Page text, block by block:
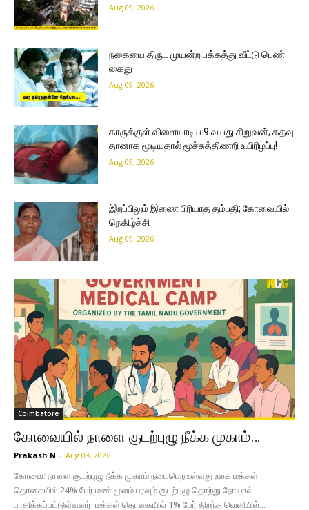
Aug 09, 2026
நகையை திருட முயன்ற பக்கத்து வீட்டு பெண்
கைது
Aug 09, 2026
காருக்குள் விளையாடிய 9 வயது சிறுவன்; கதவு
தானாக மூடியதால் மூச்சுத்திணறி உயிரிழப்பு!
Aug 09, 2026
இறப்பிலும் இணை பிரியாத தம்பதி; கோவையில்
நெகிழ்ச்சி
Aug 09, 2026
Coimbatore
கோவையில் நாளை குடற்புழு நீக்க முகாம்…
Prakash N - Aug 09, 2026
கோவை: நாளை குடற்புழு நீக்க முகாம் நடைபெற உள்ளது உலக மக்கள்
தொகையில் 24% பேர் மண் மூலம் பரவும் குடற்புழு தொற்று நோயால்
பாதிக்கப்பட்டுள்ளனர். மக்கள் தொகையில் 1% பேர் திறந்த வெளியில்...